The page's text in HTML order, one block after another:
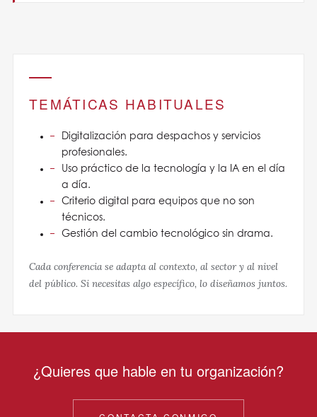
TEMÁTICAS HABITUALES
Digitalización para despachos y servicios
profesionales.
Uso práctico de la tecnología y la IA en el día
a día.
Criterio digital para equipos que no son
técnicos.
Gestión del cambio tecnológico sin drama.
Cada conferencia se adapta al contexto, al sector y al nivel
del público. Si necesitas algo específico, lo diseñamos juntos.
¿Quieres que hable en tu organización?